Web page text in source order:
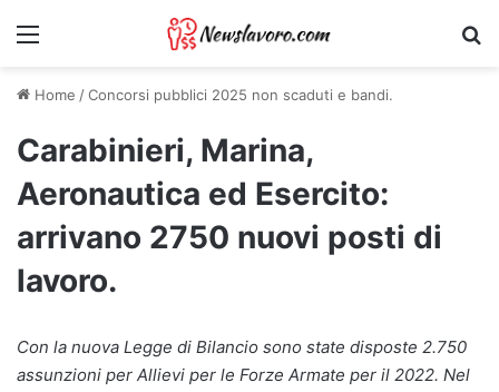
Menu
Home /Concorsi pubblici 2025 non scaduti e bandi.
Carabinieri, Marina,
Aeronautica ed Esercito:
arrivano 2750 nuovi posti di
lavoro.
Con la nuova Legge di Bilancio sono state disposte 2.750
assunzioni per Allievi per le Forze Armate per il 2022. Nel